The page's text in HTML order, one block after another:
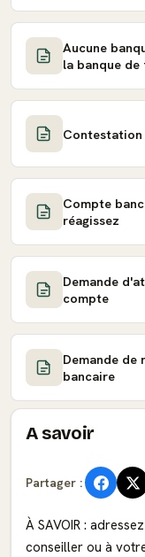
Aucune
la banque
Compte
réagissez
Demande
compte
Demande
bancaire
A savoir
Partager :
À SAVOIR :
conseiller ou à